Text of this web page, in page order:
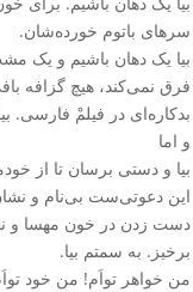
سرهای باتوم خورده‌شان.
بیا یک دهان باشیم و یک
فرق نمی‌کند، هیچ گزافه
بدکاره‌ای در فیلمْ فارسی.
و اما
بیا و دستی برسان تا از
این دعوتی‌ست بی‌نام و
دست زدن در خون مهسا و
برخیز. به سمتم بیا.
من خواهر تواَم! من خود